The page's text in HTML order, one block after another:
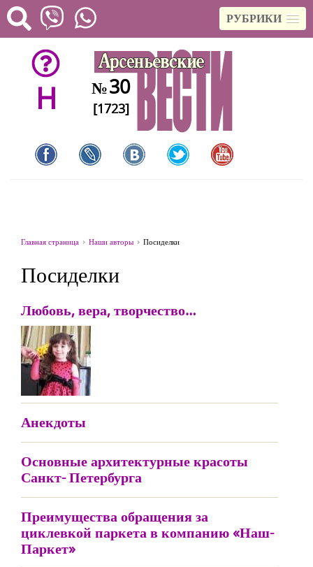
РУБРИКИ
H №30
[1723]
Главная страница Наши авторы Посиделки
Посиделки
Любовь, вера, творчество…
Анекдоты
Основные архитектурные красоты
Санкт- Петербурга
Преимущества обращения за
циклевкой паркета в компанию «Наш-
Паркет»